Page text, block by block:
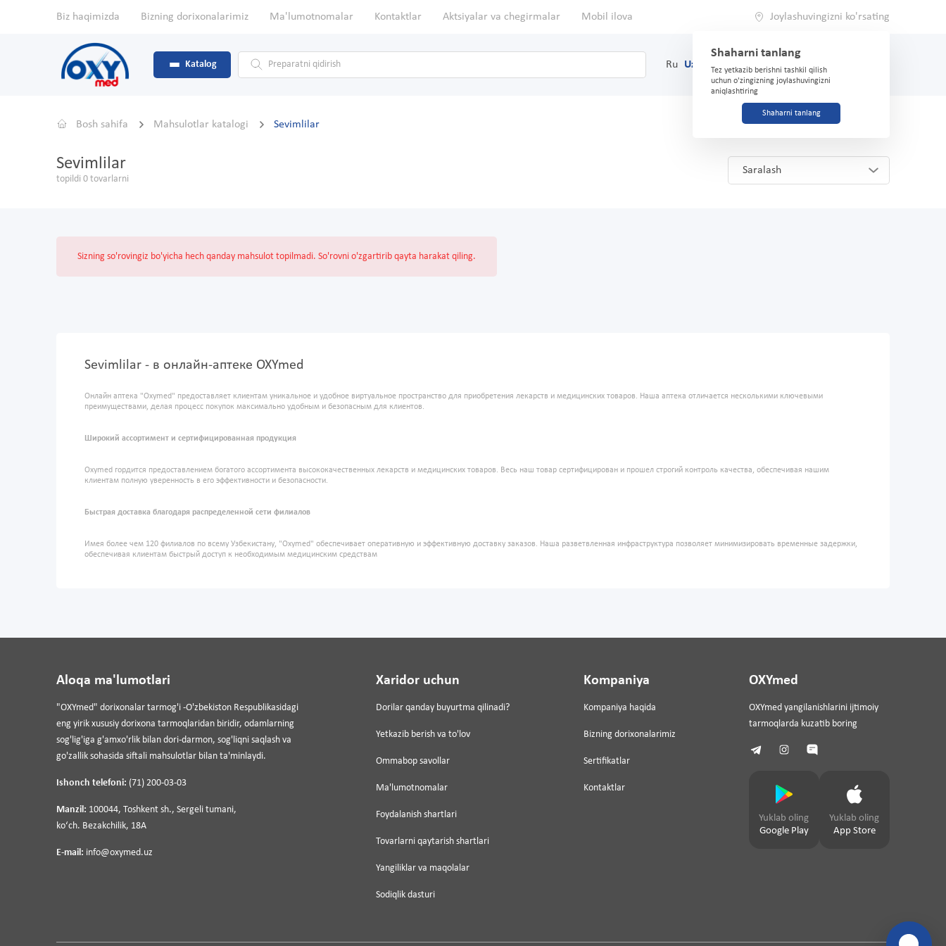
Biz haqimizda Bizning dorixonalarimiz Ma'lumotnomalar Kontaktlar Aktsiyalar va chegirmalar Mobil ilova Joylashuvingizni ko'rsating
Shaharni tanlang
Tez yetkazib berishni tashkil qilish
uchun o'zingizning joylashuvingizni
aniqlashtiring
Shaharni tanlang
Katalog Ru Uz (71) 200-03-03
Bosh sahifa Mahsulotlar katalogi Sevimlilar
Sevimlilar
topildi 0 tovarlarni
Saralash
Sizning so'rovingiz bo'yicha hech qanday mahsulot topilmadi. So'rovni o'zgartirib qayta harakat qiling.
Sevimlilar - в онлайн-аптеке OXYmed
Онлайн аптека "Oxymed" предоставляет клиентам уникальное и удобное виртуальное пространство для приобретения лекарств и медицинских товаров. Наша аптека отличается несколькими ключевыми
преимуществами, делая процесс покупок максимально удобным и безопасным для клиентов.
Широкий ассортимент и сертифицированная продукция
Oxymed гордится предоставлением богатого ассортимента высококачественных лекарств и медицинских товаров. Весь наш товар сертифицирован и прошел строгий контроль качества, обеспечивая нашим
клиентам полную уверенность в его эффективности и безопасности.
Быстрая доставка благодаря распределенной сети филиалов
Имея более чем 120 филиалов по всему Узбекистану, "Oxymed" обеспечивает оперативную и эффективную доставку заказов. Наша разветвленная инфраструктура позволяет минимизировать временные задержки,
обеспечивая клиентам быстрый доступ к необходимым медицинским средствам
Aloqa ma'lumotlari
"OXYmed" dorixonalar tarmog'i -O'zbekiston Respublikasidagi
eng yirik xususiy dorixona tarmoqlaridan biridir, odamlarning
sog'lig'iga g'amxo'rlik bilan dori-darmon, sog'liqni saqlash va
go'zallik sohasida siftali mahsulotlar bilan ta'minlaydi.
Ishonch telefoni: (71) 200-03-03
Manzil: 100044, Toshkent sh., Sergeli tumani,
koʻch. Bezakchilik, 18A
E-mail: info@oxymed.uz
Xaridor uchun
Dorilar qanday buyurtma qilinadi?
Yetkazib berish va to'lov
Ommabop savollar
Ma'lumotnomalar
Foydalanish shartlari
Tovarlarni qaytarish shartlari
Yangiliklar va maqolalar
Sodiqlik dasturi
Kompaniya
Kompaniya haqida
Bizning dorixonalarimiz
Sertifikatlar
Kontaktlar
OXYmed
OXYmed yangilanishlarini ijtimoiy
tarmoqlarda kuzatib boring
Yuklab oling
Google Play
Yuklab oling
App Store